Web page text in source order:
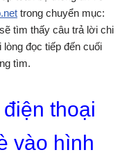
trong chuyển mục:
tìm thấy câu trả lời chi
đọc tiếp đến cuối
tìm.
thoại
vào hình